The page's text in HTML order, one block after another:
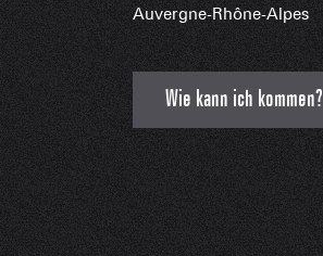
Auvergne-Rhône-Alpes
Wie kann ich kommen?